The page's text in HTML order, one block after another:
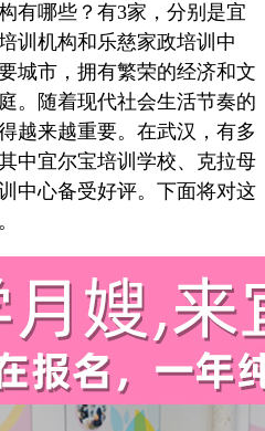
哪些？有3家，分别是宜
训机构和乐慈家政培训中
城市，拥有繁荣的经济和文
。随着现代社会生活节奏的
越来越重要。在武汉，有多
中宜尔宝培训学校、克拉母
中心备受好评。下面将对这